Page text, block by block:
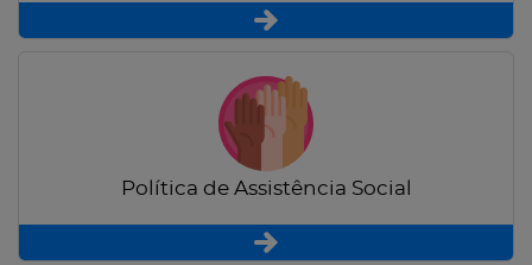
Política de Assistência Social